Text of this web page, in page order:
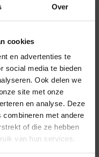
Over
cookies
en advertenties te
social media te bieden
Ook delen we
site met onze
en analyse. Deze
combineren met andere
of die ze hebben
van hun services.
×